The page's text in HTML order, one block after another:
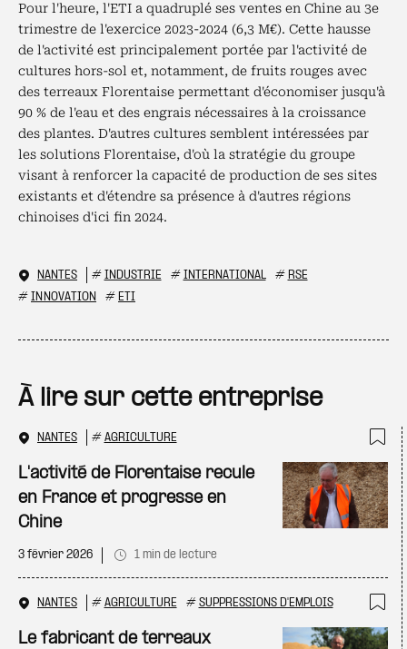
Pour l'heure, l'ETI a quadruplé ses ventes en Chine au 3e
trimestre de l'exercice 2023-2024 (6,3 M€). Cette hausse
de l'activité est principalement portée par l'activité de
cultures hors-sol et, notamment, de fruits rouges avec
des terreaux Florentaise permettant d'économiser jusqu'à
90 % de l'eau et des engrais nécessaires à la croissance
des plantes. D'autres cultures semblent intéressées par
les solutions Florentaise, d'où la stratégie du groupe
visant à renforcer la capacité de production de ses sites
existants et d'étendre sa présence à d'autres régions
chinoises d'ici fin 2024.
NANTES # INDUSTRIE # INTERNATIONAL # RSE
# INNOVATION # ETI
À lire sur cette entreprise
NANTES # AGRICULTURE
L'activité de Florentaise recule
en France et progresse en
Chine
3 février 2026 1 min de lecture
NANTES # AGRICULTURE # SUPPRESSIONS D'EMPLOIS
Le fabricant de terreaux